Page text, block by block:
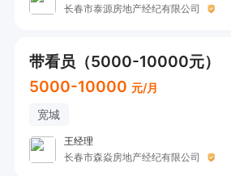
长春市泰源房地产经纪有限公司
带看员（5000-10000元）
5000-10000 元/月
宽城
王经理
长春市森焱房地产经纪有限公司